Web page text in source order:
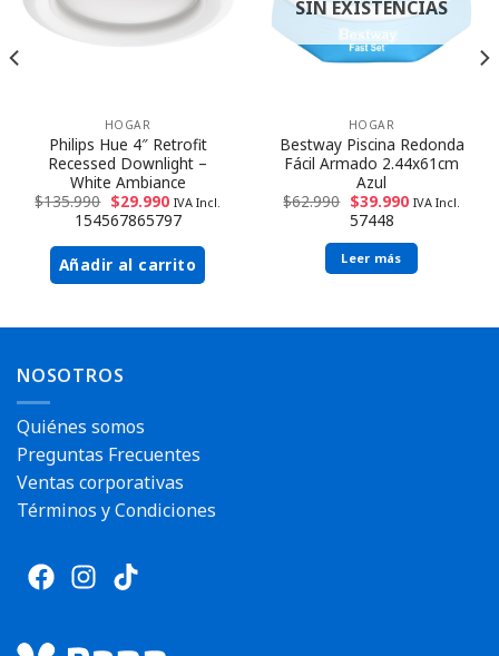
HOGAR
Philips Hue 4″ Retrofit
Recessed Downlight –
White Ambiance
$135.990 $29.990 IVA Incl.
154567865797
Añadir al carrito
SIN EXISTENCIAS
HOGAR
Bestway Piscina Redonda
Fácil Armado 2.44x61cm
Azul
$62.990 $39.990 IVA Incl.
57448
Leer más
NOSOTROS
Quiénes somos
Preguntas Frecuentes
Ventas corporativas
Términos y Condiciones